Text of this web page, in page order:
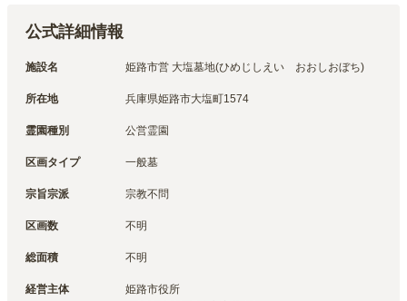
公式詳細情報
施設名 姫路市営 大塩墓地(ひめじしえい　おおしおぼち)
所在地 兵庫県姫路市大塩町1574
霊園種別 公営霊園
区画タイプ 一般墓
宗旨宗派 宗教不問
区画数 不明
総面積 不明
経営主体 姫路市役所